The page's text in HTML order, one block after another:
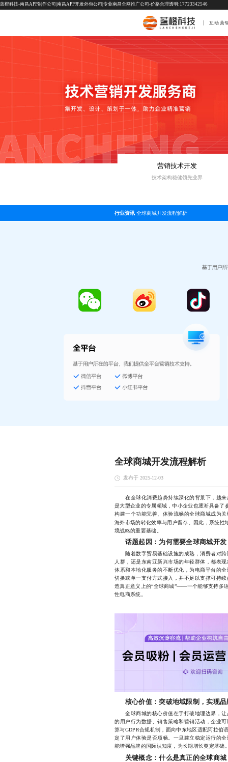
蓝橙科技-南昌APP制作公司|南昌APP开发外包公司|专业南昌全网推广公司-价格合理透明:17723342546
互动营
营销技术开发
技术架构稳健领先业界
行业资讯 全球商城开发流程解析
全球商城开发流程解析
发布于 2025-12-03
在全球化消费趋势持续深化的背景下，越来
是大型企业的专属领域，中小企业也逐渐具备了
构建一个功能完善、体验流畅的全球商城成为
海外市场的转化效率与用户留存。因此，系统性
境战略的重要基础。
话题起因：为何需要全球商城开发
随着数字贸易基础设施的成熟，消费者对跨
人群，还是东南亚新兴市场的年轻群体，都表
体系和本地化服务的不断优化，为电商平台的
切换或单一支付方式接入，并不足以支撑可持
造真正意义上的“全球商城”——一个能够支持多
性电商系统。
核心价值：突破地域限制，实现
全球商城的核心价值在于打破地理边界，让
的用户行为数据、销售策略和营销活动，企业
算与GDPR合规机制，面向中东地区适配阿拉伯
定了用户体验是否顺畅。一旦建立稳定运行的
能增强品牌的国际认知度，为长期增长奠定基础
关键概念：什么是真正的全球商城